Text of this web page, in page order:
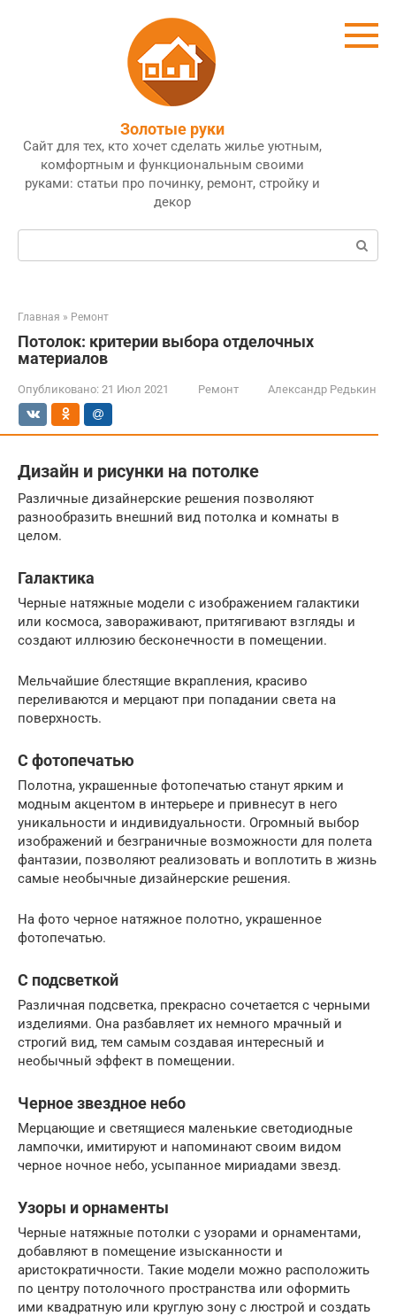
Золотые руки
Сайт для тех, кто хочет сделать жилье уютным,
комфортным и функциональным своими
руками: статьи про починку, ремонт, стройку и
декор
Поиск:
Главная » Ремонт
Потолок: критерии выбора отделочных
материалов
Опубликовано: 21 Июл 2021 Ремонт Александр Редькин
Дизайн и рисунки на потолке
Различные дизайнерские решения позволяют
разнообразить внешний вид потолка и комнаты в
целом.
Галактика
Черные натяжные модели с изображением галактики
или космоса, завораживают, притягивают взгляды и
создают иллюзию бесконечности в помещении.
Мельчайшие блестящие вкрапления, красиво
переливаются и мерцают при попадании света на
поверхность.
С фотопечатью
Полотна, украшенные фотопечатью станут ярким и
модным акцентом в интерьере и привнесут в него
уникальности и индивидуальности. Огромный выбор
изображений и безграничные возможности для полета
фантазии, позволяют реализовать и воплотить в жизнь
самые необычные дизайнерские решения.
На фото черное натяжное полотно, украшенное
фотопечатью.
С подсветкой
Различная подсветка, прекрасно сочетается с черными
изделиями. Она разбавляет их немного мрачный и
строгий вид, тем самым создавая интересный и
необычный эффект в помещении.
Черное звездное небо
Мерцающие и светящиеся маленькие светодиодные
лампочки, имитируют и напоминают своим видом
черное ночное небо, усыпанное мириадами звезд.
Узоры и орнаменты
Черные натяжные потолки с узорами и орнаментами,
добавляют в помещение изысканности и
аристократичности. Такие модели можно расположить
по центру потолочного пространства или оформить
ими квадратную или круглую зону с люстрой и создать